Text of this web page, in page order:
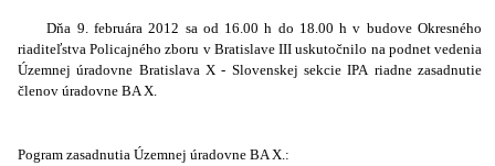
Dňa 9. februára 2012 sa od 16.00 h do 18.00 h v budove Okresného
riaditeľstva Policajného zboru v Bratislave III uskutočnilo na podnet vedenia
Územnej úradovne Bratislava X - Slovenskej sekcie IPA riadne zasadnutie
členov úradovne BA X.
Pogram zasadnutia Územnej úradovne BA X.: